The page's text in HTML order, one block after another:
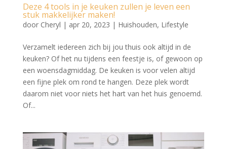
Deze 4 tools in je keuken zullen je leven een
stuk makkelijker maken!
door Cheryl | apr 20, 2023 | Huishouden, Lifestyle
Verzamelt iedereen zich bij jou thuis ook altijd in de
keuken? Of het nu tijdens een feestje is, of gewoon op
een woensdagmiddag. De keuken is voor velen altijd
een fijne plek om rond te hangen. Deze plek wordt
daarom niet voor niets het hart van het huis genoemd.
Of...